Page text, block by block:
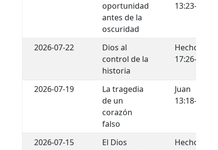
oportunidad
antes de la
oscuridad
13:23-30
2026-07-22
Dios al
control de la
historia
Hechos
17:26-29
2026-07-19
La tragedia
de un
corazón
falso
Juan
13:18-22
2026-07-15
El Dios
Hechos